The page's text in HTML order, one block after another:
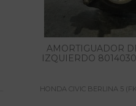
AMORTIGUADOR
IZQUIERDO
HONDA CIVIC BERLINA 5 (FK)